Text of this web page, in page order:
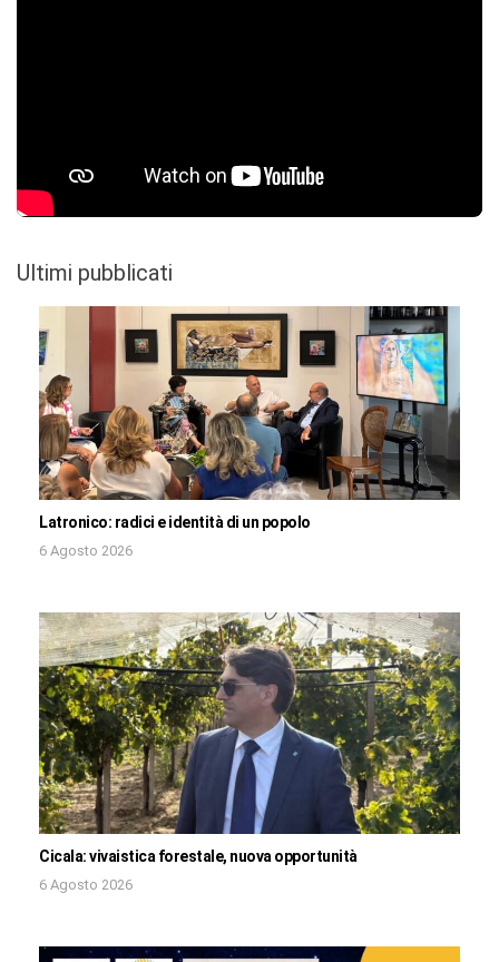
Ultimi pubblicati
Latronico: radici e identità di un popolo
6 Agosto 2026
Cicala: vivaistica forestale, nuova opportunità
6 Agosto 2026